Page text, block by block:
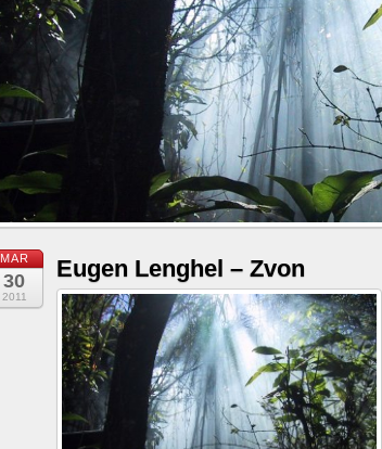
MAR
30
2011
Eugen Lenghel – Zvon